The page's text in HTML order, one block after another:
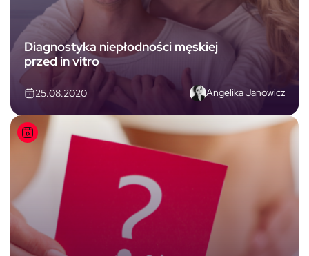
Diagnostyka niepłodności męskiej
przed in vitro
25.08.2020 Angelika Janowicz